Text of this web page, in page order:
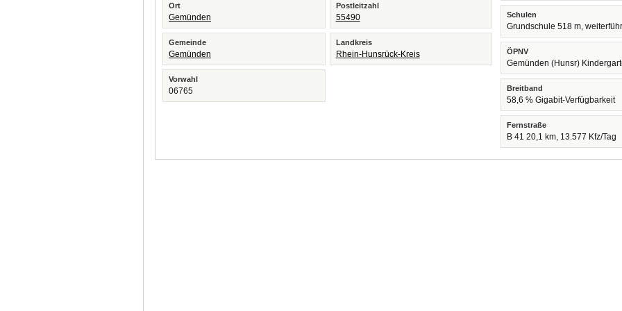
Ort
Gemünden
Postleitzahl
55490
Gemeinde
Gemünden
Landkreis
Rhein-Hunsrück-Kreis
Vorwahl
06765
Schulen
Grundschule 518 m,
ÖPNV
Gemünden (Hunsr)
Breitband
58,6 % Gigabit-Verfügbarkeit
Fernstraße
B 41 20,1 km, 13.577 Kfz/Tag